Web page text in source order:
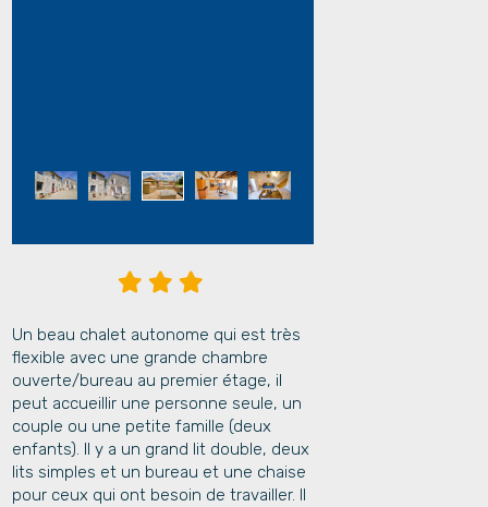
Un beau chalet autonome qui est très
flexible avec une grande chambre
ouverte/bureau au premier étage, il
peut accueillir une personne seule, un
couple ou une petite famille (deux
enfants). Il y a un grand lit double, deux
lits simples et un bureau et une chaise
pour ceux qui ont besoin de travailler. Il